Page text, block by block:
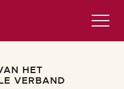
en hotels
HET
VERBAND